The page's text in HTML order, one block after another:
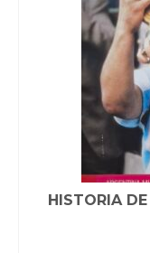
HISTORIA